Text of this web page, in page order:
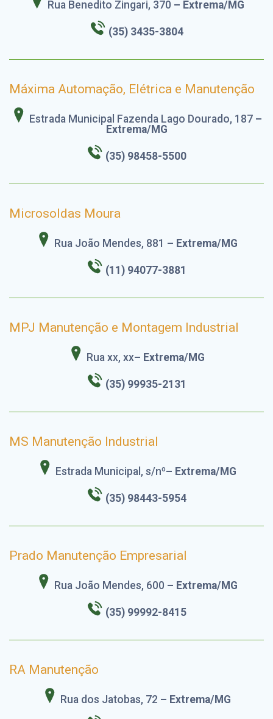
Rua Benedito Zingari, 370 – Extrema/MG
(35) 3435-3804
Máxima Automação, Elétrica e Manutenção
Estrada Municipal Fazenda Lago Dourado, 187 –
Extrema/MG
(35) 98458-5500
Microsoldas Moura
Rua João Mendes, 881 – Extrema/MG
(11) 94077-3881
MPJ Manutenção e Montagem Industrial
Rua xx, xx– Extrema/MG
(35) 99935-2131
MS Manutenção Industrial
Estrada Municipal, s/nº– Extrema/MG
(35) 98443-5954
Prado Manutenção Empresarial
Rua João Mendes, 600 – Extrema/MG
(35) 99992-8415
RA Manutenção
Rua dos Jatobas, 72 – Extrema/MG